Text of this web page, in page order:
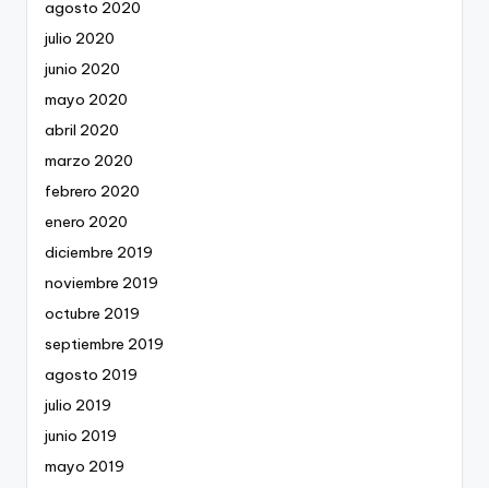
agosto 2020
julio 2020
junio 2020
mayo 2020
abril 2020
marzo 2020
febrero 2020
enero 2020
diciembre 2019
noviembre 2019
octubre 2019
septiembre 2019
agosto 2019
julio 2019
junio 2019
mayo 2019